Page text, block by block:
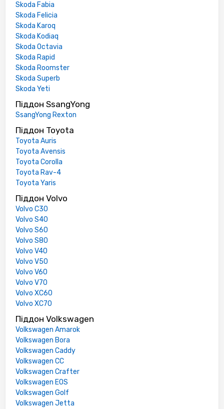
Skoda Fabia
Skoda Felicia
Skoda Karoq
Skoda Kodiaq
Skoda Octavia
Skoda Rapid
Skoda Roomster
Skoda Superb
Skoda Yeti
Піддон SsangYong
SsangYong Rexton
Піддон Toyota
Toyota Auris
Toyota Avensis
Toyota Corolla
Toyota Rav-4
Toyota Yaris
Піддон Volvo
Volvo C30
Volvo S40
Volvo S60
Volvo S80
Volvo V40
Volvo V50
Volvo V60
Volvo V70
Volvo XC60
Volvo XC70
Піддон Volkswagen
Volkswagen Amarok
Volkswagen Bora
Volkswagen Caddy
Volkswagen CC
Volkswagen Crafter
Volkswagen EOS
Volkswagen Golf
Volkswagen Jetta